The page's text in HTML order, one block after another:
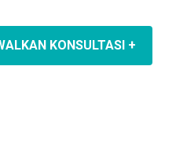
KONSULTASI +